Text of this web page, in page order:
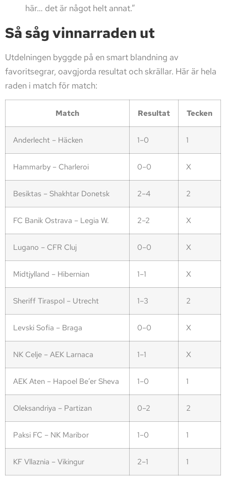
här… det är något helt annat.”
Så såg vinnarraden ut
Utdelningen byggde på en smart blandning av
favoritsegrar, oavgjorda resultat och skrällar. Här är hela
raden i match för match:
Match Resultat Tecken
Anderlecht – Häcken 1–0 1
Hammarby – Charleroi 0–0 X
Besiktas – Shakhtar Donetsk 2–4 2
FC Banik Ostrava – Legia W. 2–2 X
Lugano – CFR Cluj 0–0 X
Midtjylland – Hibernian 1–1 X
Sheriff Tiraspol – Utrecht 1–3 2
Levski Sofia – Braga 0–0 X
NK Celje – AEK Larnaca 1–1 X
AEK Aten – Hapoel Be’er Sheva 1–0 1
Oleksandriya – Partizan 0–2 2
Paksi FC – NK Maribor 1–0 1
KF Vllaznia – Vikingur 2–1 1